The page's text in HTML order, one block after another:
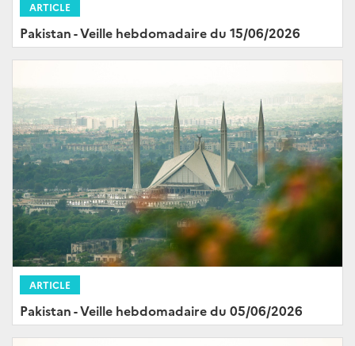
ARTICLE
Pakistan - Veille hebdomadaire du 15/06/2026
ARTICLE
Pakistan - Veille hebdomadaire du 05/06/2026